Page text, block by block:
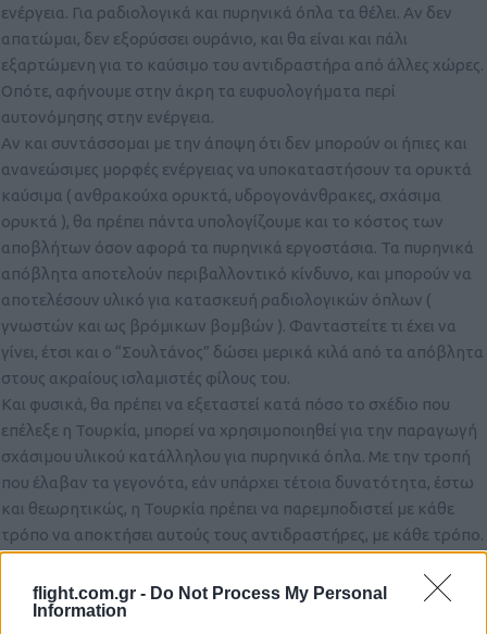
flight.com.gr - Do Not Process My Personal
Information
ενέργεια. Για ραδιολογικά και πυρηνικά όπλα τα θέλει. Αν δεν
απατώμαι, δεν εξορύσσει ουράνιο, και θα είναι και πάλι
εξαρτώμενη για το καύσιμο του αντιδραστήρα από άλλες χώρες.
Οπότε, αφήνουμε στην άκρη τα ευφυολογήματα περί
αυτονόμησης στην ενέργεια.
Αν και συντάσσομαι με την άποψη ότι δεν μπορούν οι ήπιες και
ανανεώσιμες μορφές ενέργειας να υποκαταστήσουν τα ορυκτά
καύσιμα ( ανθρακούχα ορυκτά, υδρογονάνθρακες, σχάσιμα
ορυκτά ), θα πρέπει πάντα υπολογίζουμε και το κόστος των
αποβλήτων όσον αφορά τα πυρηνικά εργοστάσια. Τα πυρηνικά
απόβλητα αποτελούν περιβαλλοντικό κίνδυνο, και μπορούν να
αποτελέσουν υλικό για κατασκευή ραδιολογικών όπλων (
γνωστών και ως βρόμικων βομβών ). Φανταστείτε τι έχει να
γίνει, έτσι και ο “Σουλτάνος” δώσει μερικά κιλά από τα απόβλητα
στους ακραίους ισλαμιστές φίλους του.
Και φυσικά, θα πρέπει να εξεταστεί κατά πόσο το σχέδιο που
επέλεξε η Τουρκία, μπορεί να χρησιμοποιηθεί για την παραγωγή
σχάσιμου υλικού κατάλληλου για πυρηνικά όπλα. Με την τροπή
που έλαβαν τα γεγονότα, εάν υπάρχει τέτοια δυνατότητα, έστω
και θεωρητικώς, η Τουρκία πρέπει να παρεμποδιστεί με κάθε
τρόπο να αποκτήσει αυτούς τους αντιδραστήρες, με κάθε τρόπο.
Ακόμα και με “προληπτικό” χτύπημα..
0 Reply View Replies (1)